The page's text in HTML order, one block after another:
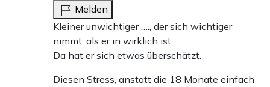
Melden
Kleiner unwichtiger …., der sich wichtiger
nimmt, als er in wirklich ist.
Da hat er sich etwas überschätzt.
Diesen Stress, anstatt die 18 Monate einfach